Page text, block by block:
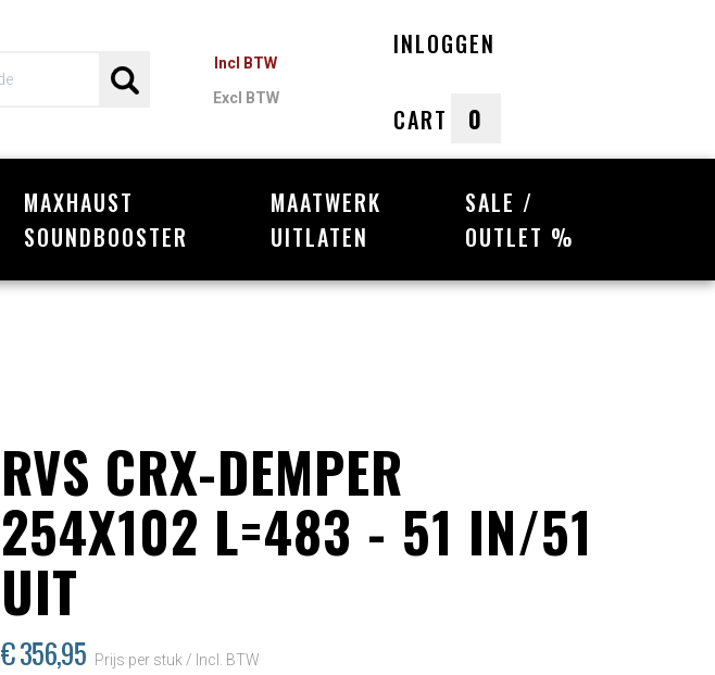
Incl BTW
Excl BTW
INLOGGEN
CART 0
Winkelwagen
Uw winkelwagen is leeg.
MAXHAUST
SOUNDBOOSTER
MAATWERK
UITLATEN
SALE /
OUTLET %
RVS CRX-DEMPER
254X102 L=483 - 51 IN/51
UIT
€ 356,95 Prijs per stuk / Incl. BTW